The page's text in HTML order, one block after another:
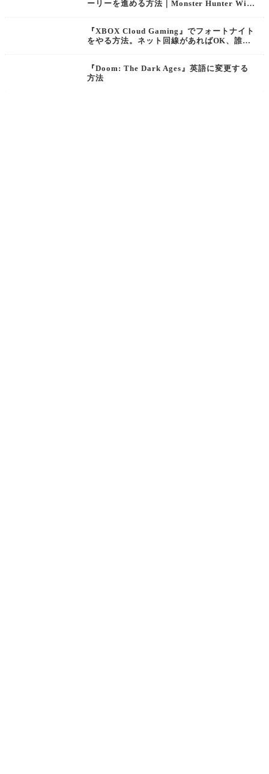
ーリーを進める方法｜Monster Hunter Wild
『XBOX Cloud Gaming』でフォートナイト
をやる方法。ネット回線があればOK、誰で
『Doom: The Dark Ages』英語に変更する
方法